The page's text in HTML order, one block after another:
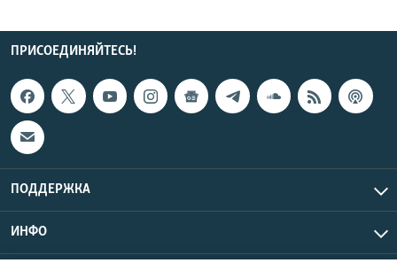
ПРИСОЕДИНЯЙТЕСЬ!
ПОДДЕРЖКА
ИНФО